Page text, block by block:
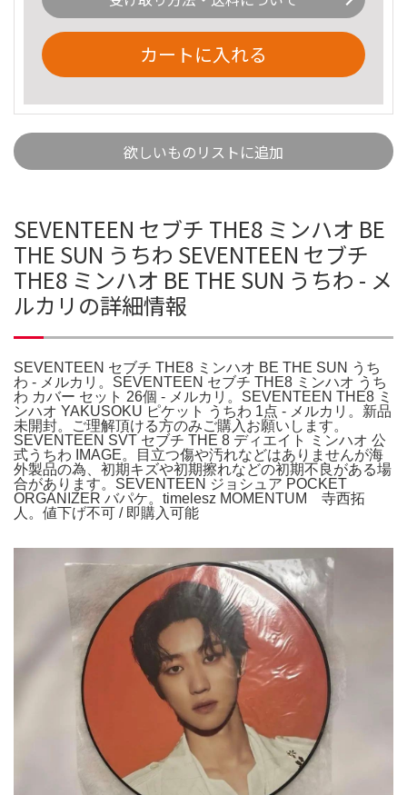
カートに入れる
欲しいものリストに追加
SEVENTEEN セブチ THE8 ミンハオ BE
THE SUN うちわ SEVENTEEN セブチ
THE8 ミンハオ BE THE SUN うちわ - メ
ルカリの詳細情報
SEVENTEEN セブチ THE8 ミンハオ BE THE SUN うち
わ - メルカリ。SEVENTEEN セブチ THE8 ミンハオ うち
わ カバー セット 26個 - メルカリ。SEVENTEEN THE8 ミ
ンハオ YAKUSOKU ピケット うちわ 1点 - メルカリ。新品
未開封。ご理解頂ける方のみご購入お願いします。
SEVENTEEN SVT セブチ THE 8 ディエイト ミンハオ 公
式うちわ IMAGE。目立つ傷や汚れなどはありませんが海
外製品の為、初期キズや初期擦れなどの初期不良がある場
合があります。SEVENTEEN ジョシュア POCKET
ORGANIZER バパケ。timelesz MOMENTUM 寺西拓
人。値下げ不可 / 即購入可能